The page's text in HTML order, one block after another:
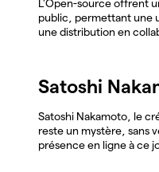
L'Open-source offrent
public, permettant une
une distribution en
Satoshi
Satoshi Nakamoto, le
reste un mystère, sans
présence en ligne à ce